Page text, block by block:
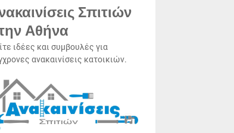
Σπιτιών
Αθήνα
ιδέες και συμβουλές για
ανακαινίσεις κατοικιών.